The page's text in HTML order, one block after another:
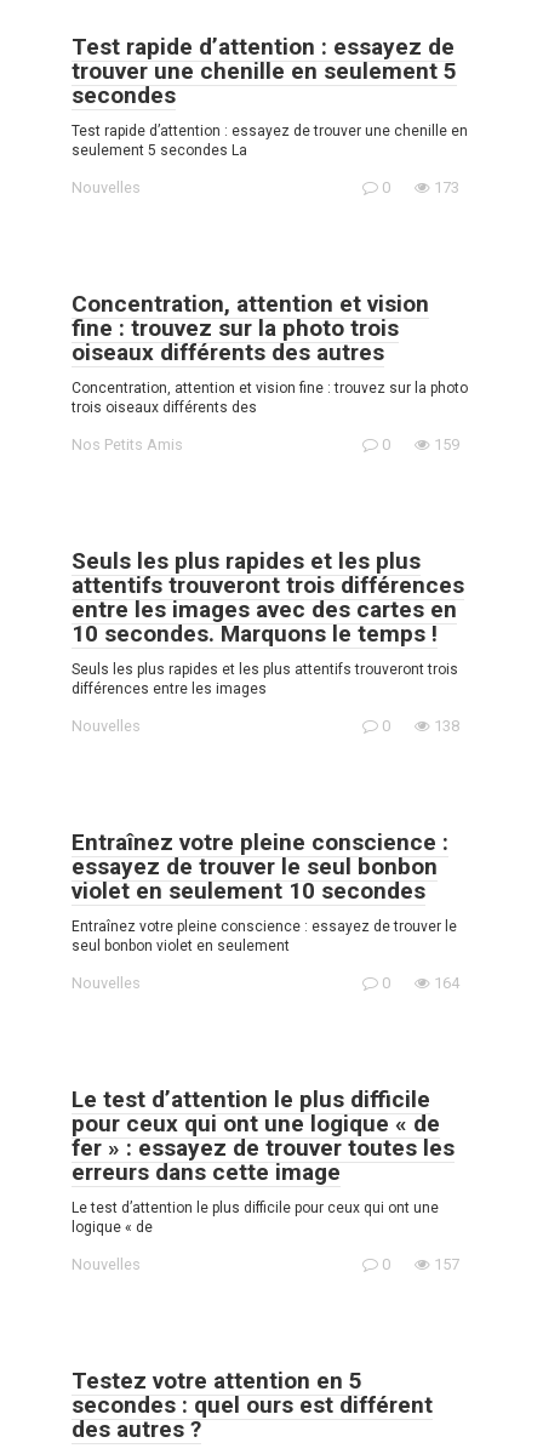
Test rapide d’attention : essayez de
trouver une chenille en seulement 5
secondes
Test rapide d’attention : essayez de trouver une chenille en
seulement 5 secondes La
Nouvelles 0 173
Concentration, attention et vision
fine : trouvez sur la photo trois
oiseaux différents des autres
Concentration, attention et vision fine : trouvez sur la photo
trois oiseaux différents des
Nos Petits Amis 0 159
Seuls les plus rapides et les plus
attentifs trouveront trois différences
entre les images avec des cartes en
10 secondes. Marquons le temps !
Seuls les plus rapides et les plus attentifs trouveront trois
différences entre les images
Nouvelles 0 138
Entraînez votre pleine conscience :
essayez de trouver le seul bonbon
violet en seulement 10 secondes
Entraînez votre pleine conscience : essayez de trouver le
seul bonbon violet en seulement
Nouvelles 0 164
Le test d’attention le plus difficile
pour ceux qui ont une logique « de
fer » : essayez de trouver toutes les
erreurs dans cette image
Le test d’attention le plus difficile pour ceux qui ont une
logique « de
Nouvelles 0 157
Testez votre attention en 5
secondes : quel ours est différent
des autres ?